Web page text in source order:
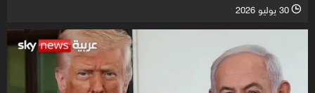
l 30 يوليو 2026